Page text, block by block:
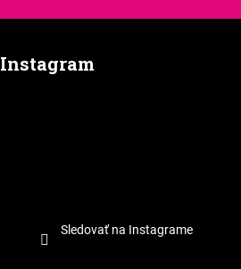
Instagram
Sledovať na Instagrame